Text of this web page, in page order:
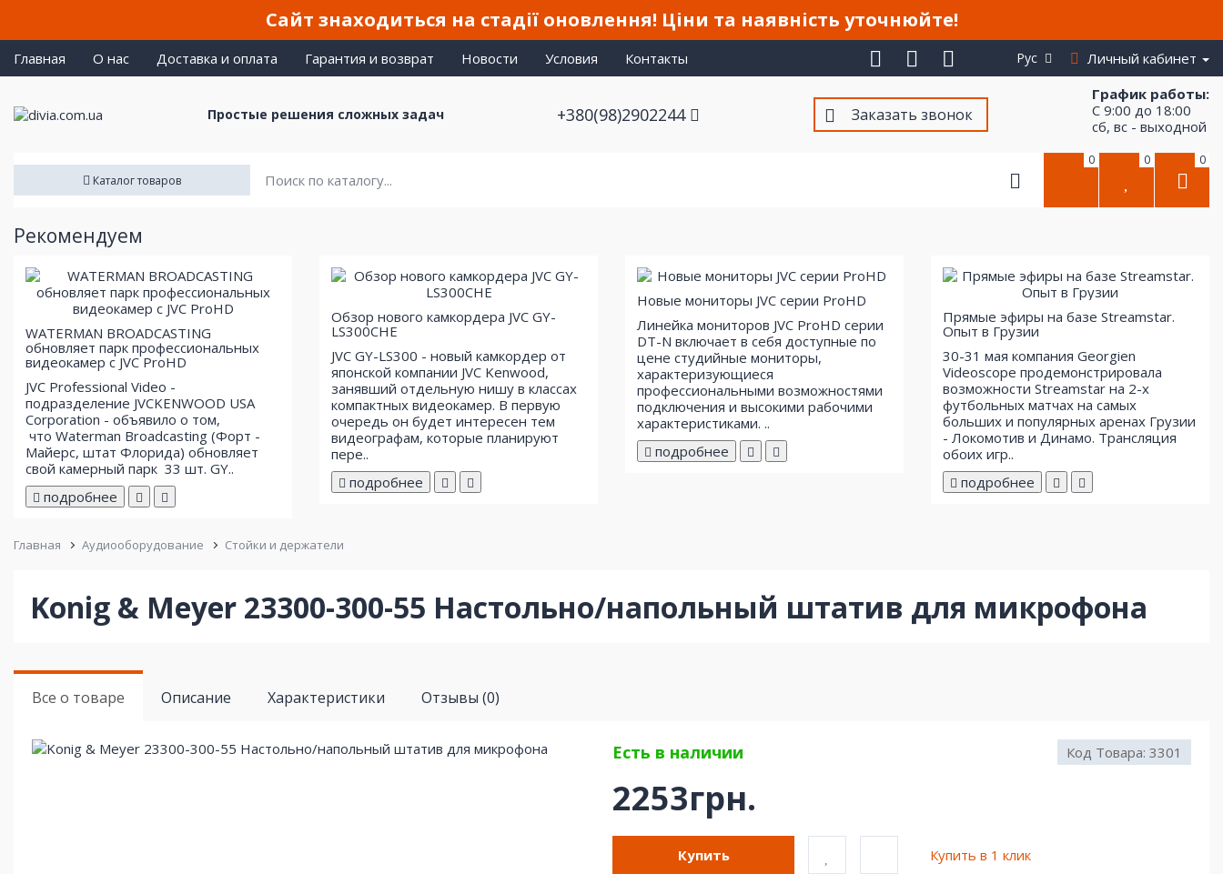
Сайт знаходиться на стадії оновлення! Ціни та наявність уточнюйте!
Главная О нас Доставка и оплата Гарантия и возврат Новости Условия Контакты Личный кабинет
Простые решения сложных задач +380(98)2902244 Заказать звонок
График работы:
С 9:00 до 18:00
сб, вс - выходной
Каталог товаров
0 0 0
Рекомендуем
WATERMAN BROADCASTING
обновляет парк профессиональных
видеокамер с JVC ProHD
JVC Professional Video -
подразделение JVCKENWOOD USA
Corporation - объявило о том,
что Waterman Broadcasting (Форт -
Майерс, штат Флорида) обновляет
свой ​​камерный парк 33 шт. GY..
подробнее
Обзор нового камкордера JVC GY-
LS300CHE
JVC GY-LS300 - новый камкордер от
японской компании JVC Kenwood,
занявший отдельную нишу в классах
компактных видеокамер. В первую
очередь он будет интересен тем
видеографам, которые планируют
пере..
подробнее
Новые мониторы JVC серии ProHD
Линейка мониторов JVC ProHD серии
DT-N включает в себя доступные по
цене студийные мониторы,
характеризующиеся
профессиональными возможностями
подключения и высокими рабочими
характеристиками. ..
подробнее
Прямые эфиры на базе Streamstar.
Опыт в Грузии
30-31 мая компания Georgien
Videoscope продемонстрировала
возможности Streamstar на 2-х
футбольных матчах на самых
больших и популярных аренах Грузии
- Локомотив и Динамо. Трансляция
обоих игр..
подробнее
Главная Аудиооборудование Стойки и держатели
Konig & Meyer 23300-300-55 Настольно/напольный штатив для микрофона
Все о товаре Описание Характеристики Отзывы (0)
Есть в наличии Код Товара: 3301
2253грн.
Купить Купить в 1 клик